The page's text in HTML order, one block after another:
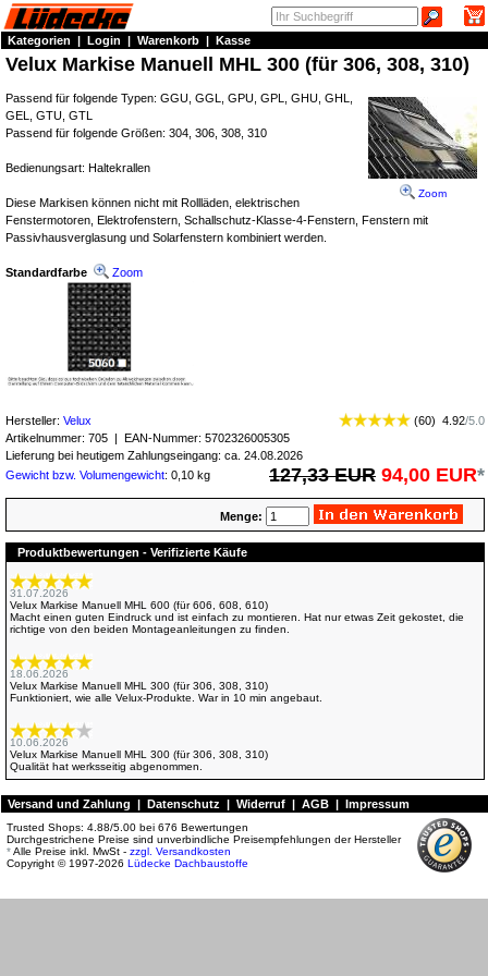
Kategorien | Login | Warenkorb | Kasse
Velux Markise Manuell MHL 300 (für 306, 308, 310)
Zoom
Passend für folgende Typen: GGU, GGL, GPU, GPL, GHU, GHL,
GEL, GTU, GTL
Passend für folgende Größen: 304, 306, 308, 310
Bedienungsart: Haltekrallen
Diese Markisen können nicht mit Rollläden, elektrischen
Fenstermotoren, Elektrofenstern, Schallschutz-Klasse-4-Fenstern, Fenstern mit
Passivhausverglasung und Solarfenstern kombiniert werden.
Standardfarbe Zoom
Hersteller: Velux (60) 4.92/5.0
Artikelnummer: 705 | EAN-Nummer: 5702326005305
Lieferung bei heutigem Zahlungseingang: ca. 24.08.2026
Gewicht bzw. Volumengewicht: 0,10 kg 127,33 EUR 94,00 EUR*
Menge:
Produktbewertungen - Verifizierte Käufe
31.07.2026
Velux Markise Manuell MHL 600 (für 606, 608, 610)
Macht einen guten Eindruck und ist einfach zu montieren. Hat nur etwas Zeit gekostet, die
richtige von den beiden Montageanleitungen zu finden.
18.06.2026
Velux Markise Manuell MHL 300 (für 306, 308, 310)
Funktioniert, wie alle Velux-Produkte. War in 10 min angebaut.
10.06.2026
Velux Markise Manuell MHL 300 (für 306, 308, 310)
Qualität hat werksseitig abgenommen.
29.05.2026
Velux Markise Manuell MHL M00 (für M04, M06, M08, M10)
22.09.2025
Versand und Zahlung | Datenschutz | Widerruf | AGB | Impressum
Trusted Shops: 4.88/5.00 bei 676 Bewertungen
Durchgestrichene Preise sind unverbindliche Preisempfehlungen der Hersteller
*Alle Preise inkl. MwSt - zzgl. Versandkosten
Copyright © 1997-2026 Lüdecke Dachbaustoffe